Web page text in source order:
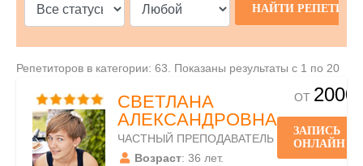
Репетиторов в категории: 63. Показаны результаты с 1 по 20
СВЕТЛАНА
АЛЕКСАНДРОВНА
ЧАСТНЫЙ ПРЕПОДАВАТЕЛЬ
Возраст: 36 лет.
ОТ 2000
ЗАПИСЬ
ОНЛАЙН